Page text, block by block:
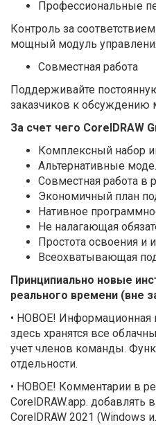
Профессиональные
Контроль за
мощный модуль
Совместная работа
Поддерживайте
заказчиков к обсуждению
За счет чего CorelDRAW
Комплексный набор
Альтернативные
Совместная работа в
Экономичный план
Нативное
Не налагающая
Простота освоения и
Всеохватывающая
Принципиально новые
реального времени (вне
• НОВОЕ! Информационная
здесь хранятся все
учет членов команды.
отдельности.
• НОВОЕ! Комментарии в
CorelDRAW.app.
CorelDRAW 2021